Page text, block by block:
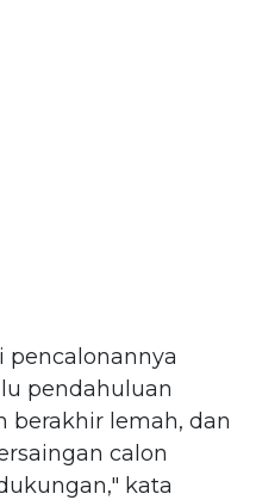
pencalonannya
pendahuluan
berakhir lemah, dan
calon
kata